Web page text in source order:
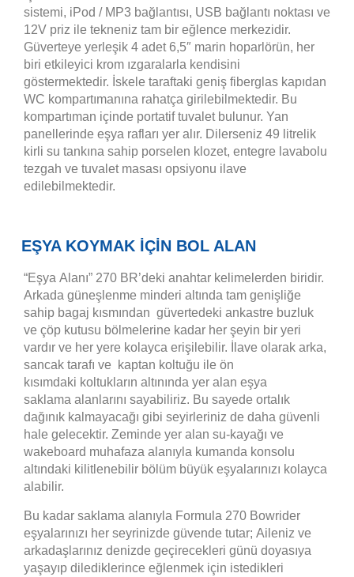
sistemi, iPod / MP3 bağlantısı, USB bağlantı noktası ve
12V priz ile tekneniz tam bir eğlence merkezidir.
Güverteye yerleşik 4 adet 6,5″ marin hoparlörün, her
biri etkileyici krom ızgaralarla kendisini
göstermektedir. İskele taraftaki geniş fiberglas kapıdan
WC kompartımanına rahatça girilebilmektedir. Bu
kompartıman içinde portatif tuvalet bulunur. Yan
panellerinde eşya rafları yer alır. Dilerseniz 49 litrelik
kirli su tankına sahip porselen klozet, entegre lavabolu
tezgah ve tuvalet masası opsiyonu ilave
edilebilmektedir.
EŞYA KOYMAK İÇİN BOL ALAN
“Eşya Alanı” 270 BR’deki anahtar kelimelerden biridir.
Arkada güneşlenme minderi altında tam genişliğe
sahip bagaj kısmından güvertedeki ankastre buzluk
ve çöp kutusu bölmelerine kadar her şeyin bir yeri
vardır ve her yere kolayca erişilebilir. İlave olarak arka,
sancak tarafı ve kaptan koltuğu ile ön
kısımdaki koltukların altınında yer alan eşya
saklama alanlarını sayabiliriz. Bu sayede ortalık
dağınık kalmayacağı gibi seyirleriniz de daha güvenli
hale gelecektir. Zeminde yer alan su-kayağı ve
wakeboard muhafaza alanıyla kumanda konsolu
altındaki kilitlenebilir bölüm büyük eşyalarınızı kolayca
alabilir.
Bu kadar saklama alanıyla Formula 270 Bowrider
eşyalarınızı her seyrinizde güvende tutar; Aileniz ve
arkadaşlarınız denizde geçirecekleri günü doyasıya
yaşayıp dilediklerince eğlenmek için istedikleri